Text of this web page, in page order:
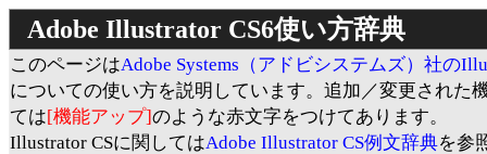
Adobe Illustrator CS6使い方辞典
このページはAdobe Systems（アドビシステムズ）社の
についての使い方を説明しています。追加／変更された
ては[機能アップ]のような赤文字をつけてあります。
Illustrator CSに関してはAdobe Illustrator CS例文辞典を参